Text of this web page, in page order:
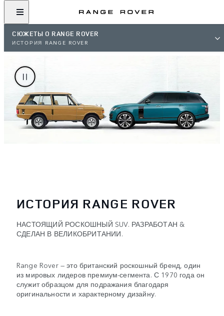
СЮЖЕТЫ О RANGE ROVER
ИСТОРИЯ RANGE ROVER
ИСТОРИЯ RANGE ROVER
НАСТОЯЩИЙ РОСКОШНЫЙ SUV. РАЗРАБОТАН &
СДЕЛАН В ВЕЛИКОБРИТАНИИ.
Range Rover — это британский роскошный бренд, один
из мировых лидеров премиум-сегмента. С 1970 года он
служит образцом для подражания благодаря
оригинальности и характерному дизайну.